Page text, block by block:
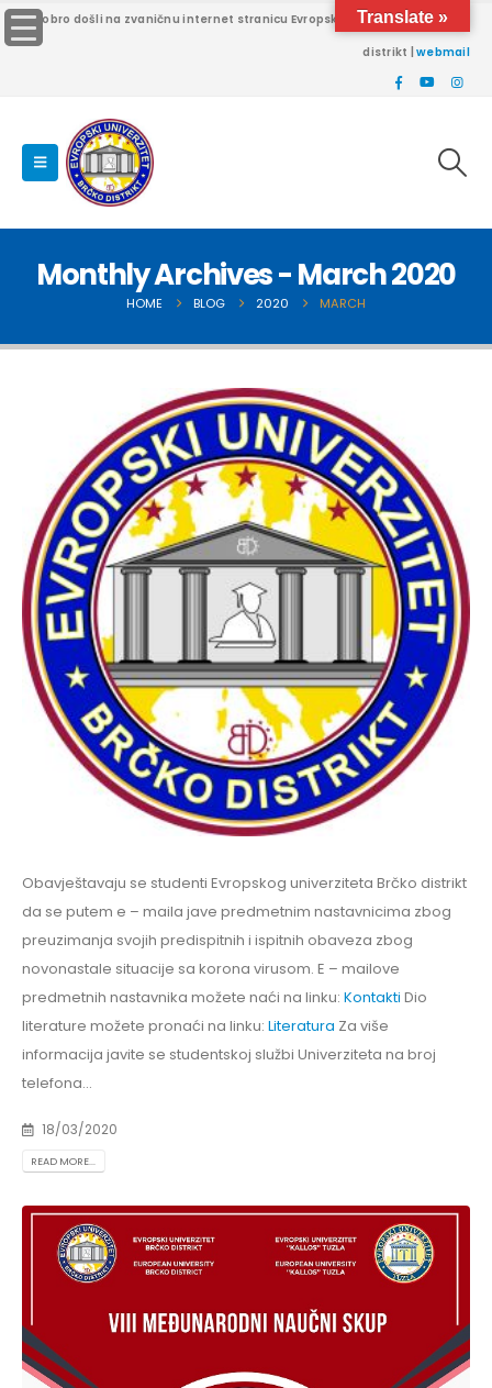
Dobro došli na zvaničnu internet stranicu Evropskog univerziteta Brčko
distrikt |webmail
Monthly Archives - March 2020
HOME BLOG 2020 MARCH
Obavještavaju se studenti Evropskog univerziteta Brčko distrikt
da se putem e – maila jave predmetnim nastavnicima zbog
preuzimanja svojih predispitnih i ispitnih obaveza zbog
novonastale situacije sa korona virusom. E – mailove
predmetnih nastavnika možete naći na linku: Kontakti Dio
literature možete pronaći na linku: Literatura Za više
informacija javite se studentskoj službi Univerziteta na broj
telefona...
18/03/2020
READ MORE...
Translate »